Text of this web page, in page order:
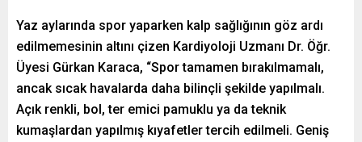
Yaz aylarında spor yaparken kalp sağlığının göz ardı
edilmemesinin altını çizen Kardiyoloji Uzmanı Dr. Öğr.
Üyesi Gürkan Karaca, “Spor tamamen bırakılmamalı,
ancak sıcak havalarda daha bilinçli şekilde yapılmalı.
Açık renkli, bol, ter emici pamuklu ya da teknik
kumaşlardan yapılmış kıyafetler tercih edilmeli. Geniş